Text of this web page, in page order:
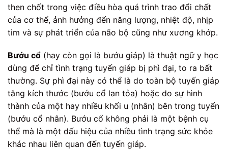
then chốt trong việc điều hòa quá trình trao đổi chất
của cơ thể, ảnh hưởng đến năng lượng, nhiệt độ, nhịp
tim và sự phát triển của não bộ cũng như xương khớp.
Bướu cổ (hay còn gọi là bướu giáp) là thuật ngữ y học
dùng để chỉ tình trạng tuyến giáp bị phì đại, to ra bất
thường. Sự phì đại này có thể là do toàn bộ tuyến giáp
tăng kích thước (bướu cổ lan tỏa) hoặc do sự hình
thành của một hay nhiều khối u (nhân) bên trong tuyến
(bướu cổ nhân). Bướu cổ không phải là một bệnh cụ
thể mà là một dấu hiệu của nhiều tình trạng sức khỏe
khác nhau liên quan đến tuyến giáp.